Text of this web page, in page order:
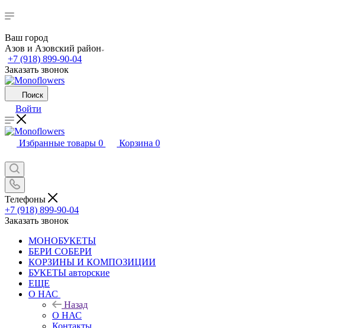
Ваш город
Азов и Азовский район
+7 (918) 899-90-04
Заказать звонок
Поиск
Войти
Избранные товары 0 Корзина 0
Телефоны
+7 (918) 899-90-04
Заказать звонок
МОНОБУКЕТЫ
БЕРИ СОБЕРИ
КОРЗИНЫ И КОМПОЗИЦИИ
БУКЕТЫ авторские
ЕЩЕ
О НАС
Назад
О НАС
Контакты